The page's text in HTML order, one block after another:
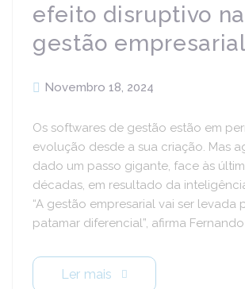
efeito disruptivo na
gestão empresarial
Novembro 18, 2024
Os softwares de gestão estão em
evolução desde a sua criação. Mas
dado um passo gigante, face às
décadas, em resultado da
“A gestão empresarial vai ser levada
patamar diferencial”, afirma
Ler mais